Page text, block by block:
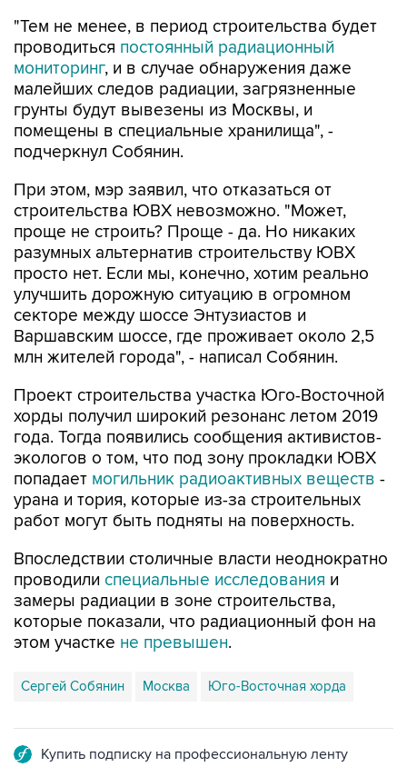
"Тем не менее, в период строительства будет
проводиться постоянный радиационный
мониторинг, и в случае обнаружения даже
малейших следов радиации, загрязненные
грунты будут вывезены из Москвы, и
помещены в специальные хранилища", -
подчеркнул Собянин.
При этом, мэр заявил, что отказаться от
строительства ЮВХ невозможно. "Может,
проще не строить? Проще - да. Но никаких
разумных альтернатив строительству ЮВХ
просто нет. Если мы, конечно, хотим реально
улучшить дорожную ситуацию в огромном
секторе между шоссе Энтузиастов и
Варшавским шоссе, где проживает около 2,5
млн жителей города", - написал Собянин.
Проект строительства участка Юго-Восточной
хорды получил широкий резонанс летом 2019
года. Тогда появились сообщения активистов-
экологов о том, что под зону прокладки ЮВХ
попадает могильник радиоактивных веществ -
урана и тория, которые из-за строительных
работ могут быть подняты на поверхность.
Впоследствии столичные власти неоднократно
проводили специальные исследования и
замеры радиации в зоне строительства,
которые показали, что радиационный фон на
этом участке не превышен.
Сергей Собянин Москва Юго-Восточная хорда
Купить подписку на профессиональную ленту